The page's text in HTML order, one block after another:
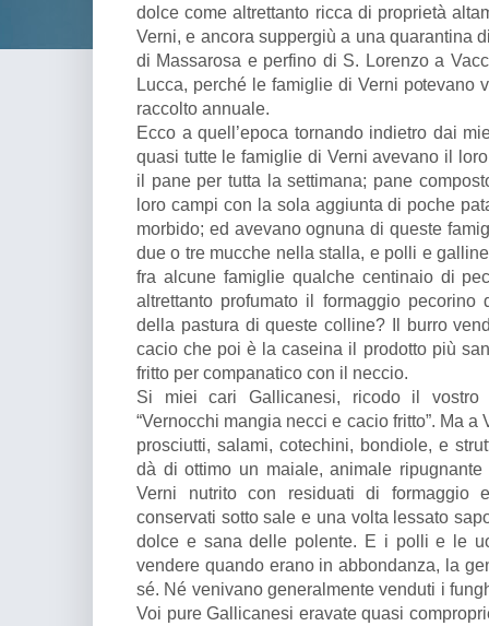
dolce come altrettanto ricca di proprietà
Verni, e ancora suppergiù a una quarantina
di Massarosa e perfino di S. Lorenzo a
Lucca, perché le famiglie di Verni potevano
raccolto annuale.
Ecco a quell’epoca tornando indietro dai
quasi tutte le famiglie di Verni avevano il
il pane per tutta la settimana; pane
loro campi con la sola aggiunta di poche
morbido; ed avevano ognuna di queste
due o tre mucche nella stalla, e polli e
fra alcune famiglie qualche centinaio di
altrettanto profumato il formaggio
della pastura di queste colline? Il burro
cacio che poi è la caseina il prodotto più
fritto per companatico con il neccio.
Si miei cari Gallicanesi, ricodo il vostro
“Vernocchi mangia necci e cacio fritto”. Ma a
prosciutti, salami, cotechini, bondiole, e
dà di ottimo un maiale, animale
Verni nutrito con residuati di formaggio
conservati sotto sale e una volta lessato
dolce e sana delle polente. E i polli e le
vendere quando erano in abbondanza, la
sé. Né venivano generalmente venduti i
Voi pure Gallicanesi eravate quasi